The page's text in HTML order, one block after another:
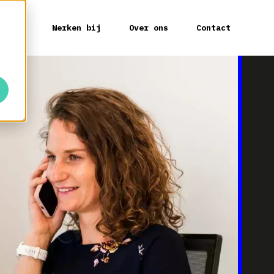
Werken bij Over ons Contact